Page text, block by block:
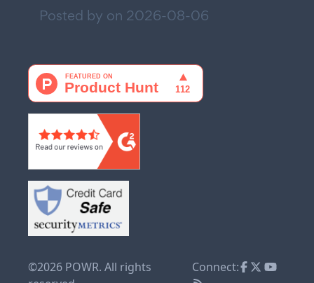
Posted by on 2026-08-06
©2026 POWR. All rights
Connect: